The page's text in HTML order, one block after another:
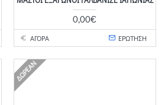
0,00€
ΑΓΟΡΑ ΕΡΩΤΗΣΗ
ΔΩΡΕΆΝ